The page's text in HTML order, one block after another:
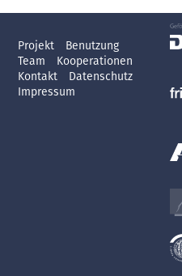
Projekt
Benutzung
Team
Kooperationen
Kontakt
Datenschutz
Impressum